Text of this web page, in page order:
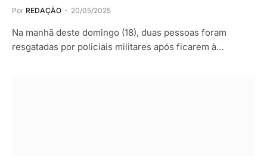
Por REDAÇÃO 20/05/2025
Na manhã deste domingo (18), duas pessoas foram
resgatadas por policiais militares após ficarem à…